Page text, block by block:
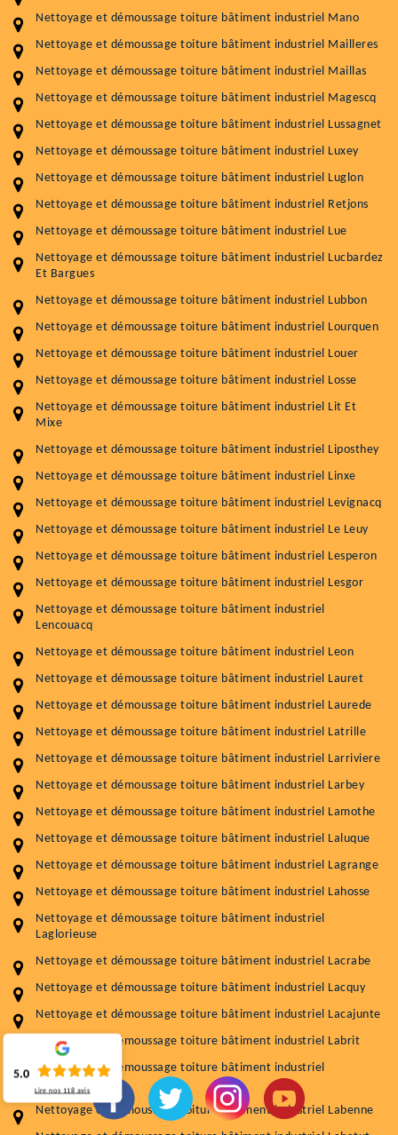
Nettoyage et démoussage toiture bâtiment industriel Mano
Nettoyage et démoussage toiture bâtiment industriel Mailleres
Nettoyage et démoussage toiture bâtiment industriel Maillas
Nettoyage et démoussage toiture bâtiment industriel Magescq
Nettoyage et démoussage toiture bâtiment industriel Lussagnet
Nettoyage et démoussage toiture bâtiment industriel Luxey
Nettoyage et démoussage toiture bâtiment industriel Luglon
Nettoyage et démoussage toiture bâtiment industriel Retjons
Nettoyage et démoussage toiture bâtiment industriel Lue
Nettoyage et démoussage toiture bâtiment industriel Lucbardez
Et Bargues
Nettoyage et démoussage toiture bâtiment industriel Lubbon
Nettoyage et démoussage toiture bâtiment industriel Lourquen
Nettoyage et démoussage toiture bâtiment industriel Louer
Nettoyage et démoussage toiture bâtiment industriel Losse
Nettoyage et démoussage toiture bâtiment industriel Lit Et
Mixe
Nettoyage et démoussage toiture bâtiment industriel Liposthey
Nettoyage et démoussage toiture bâtiment industriel Linxe
Nettoyage et démoussage toiture bâtiment industriel Levignacq
Nettoyage et démoussage toiture bâtiment industriel Le Leuy
Nettoyage et démoussage toiture bâtiment industriel Lesperon
Nettoyage et démoussage toiture bâtiment industriel Lesgor
Nettoyage et démoussage toiture bâtiment industriel
Lencouacq
Nettoyage et démoussage toiture bâtiment industriel Leon
Nettoyage et démoussage toiture bâtiment industriel Lauret
Nettoyage et démoussage toiture bâtiment industriel Laurede
Nettoyage et démoussage toiture bâtiment industriel Latrille
Nettoyage et démoussage toiture bâtiment industriel Larriviere
Nettoyage et démoussage toiture bâtiment industriel Larbey
Nettoyage et démoussage toiture bâtiment industriel Lamothe
Nettoyage et démoussage toiture bâtiment industriel Laluque
Nettoyage et démoussage toiture bâtiment industriel Lagrange
Nettoyage et démoussage toiture bâtiment industriel Lahosse
Nettoyage et démoussage toiture bâtiment industriel
Laglorieuse
Nettoyage et démoussage toiture bâtiment industriel Lacrabe
Nettoyage et démoussage toiture bâtiment industriel Lacquy
Nettoyage et démoussage toiture bâtiment industriel Lacajunte
Nettoyage et démoussage toiture bâtiment industriel Labrit
Nettoyage et démoussage toiture bâtiment industriel
Labouheyre
Nettoyage et démoussage toiture bâtiment industriel Labenne
Entretenir votre toiture, c'est préserver sa
durabilité
Plus de 15 ans d'expérience en couverture et facade
Service
Nettoyageb toiture
Démoussage toiture
Traitement hydrofuge toiture
Prix au m²
9 € / m²
5.0 (118avis)
Artisant local recommander
Matériaux de qualité
05 33 06 15 63 07 80 39 28 74
76 chemin de la Source 40180 RIVIERE-SAAS-ET-GOURBY
Vos données sont protégées Réponse en moins de 24h
5.0
Lire nos 118 avis